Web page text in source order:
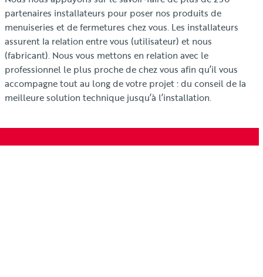
partenaires installateurs pour poser nos produits de
menuiseries et de fermetures chez vous. Les installateurs
assurent la relation entre vous (utilisateur) et nous
(fabricant). Nous vous mettons en relation avec le
professionnel le plus proche de chez vous afin qu’il vous
accompagne tout au long de votre projet : du conseil de la
meilleure solution technique jusqu’à l’installation.